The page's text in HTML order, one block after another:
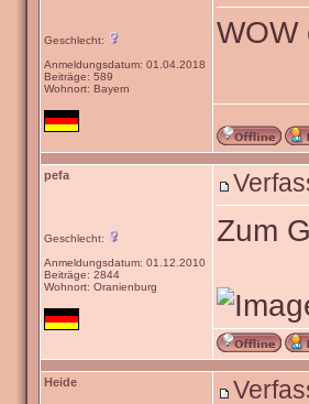
Geschlecht:
Anmeldungsdatum: 01.04.2018
Beiträge: 589
Wohnort: Bayern
WOW
pefa
Geschlecht:
Anmeldungsdatum: 01.12.2010
Beiträge: 2844
Wohnort: Oranienburg
Zum
Heide